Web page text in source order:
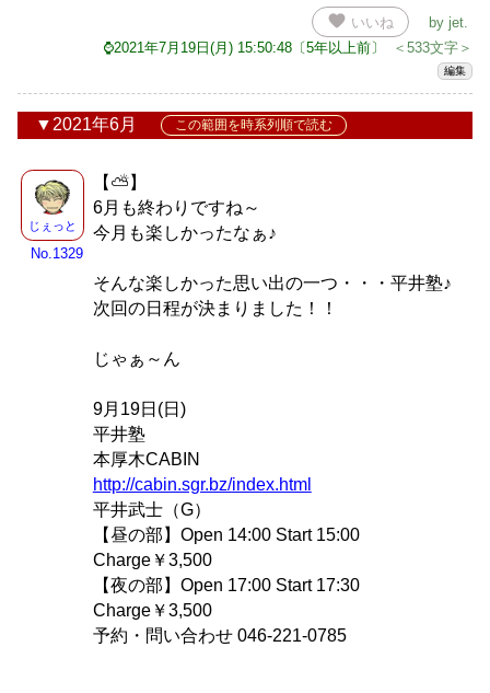
favorite いいね by jet
⌚2021年7月19日(月) 15:50:48〔5年以上前〕
＜533文字＞
編集
2021年6月 この範囲を時系列順で読む
じぇっと
No.1329
【⛅】
6月も終わりですね～
今月も楽しかったなぁ♪
そんな楽しかった思い出の一つ・・・平井塾♪
次回の日程が決まりました！！
じゃぁ～ん
9月19日(日)
平井塾
本厚木CABIN
http://cabin.sgr.bz/index.html
平井武士（G）
【昼の部】Open 14:00 Start 15:00
Charge￥3,500
【夜の部】Open 17:00 Start 17:30
Charge￥3,500
予約・問い合わせ 046-221-0785